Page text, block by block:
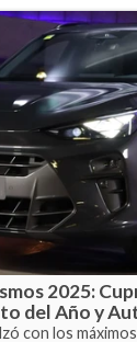
2025:
del Año y
con los